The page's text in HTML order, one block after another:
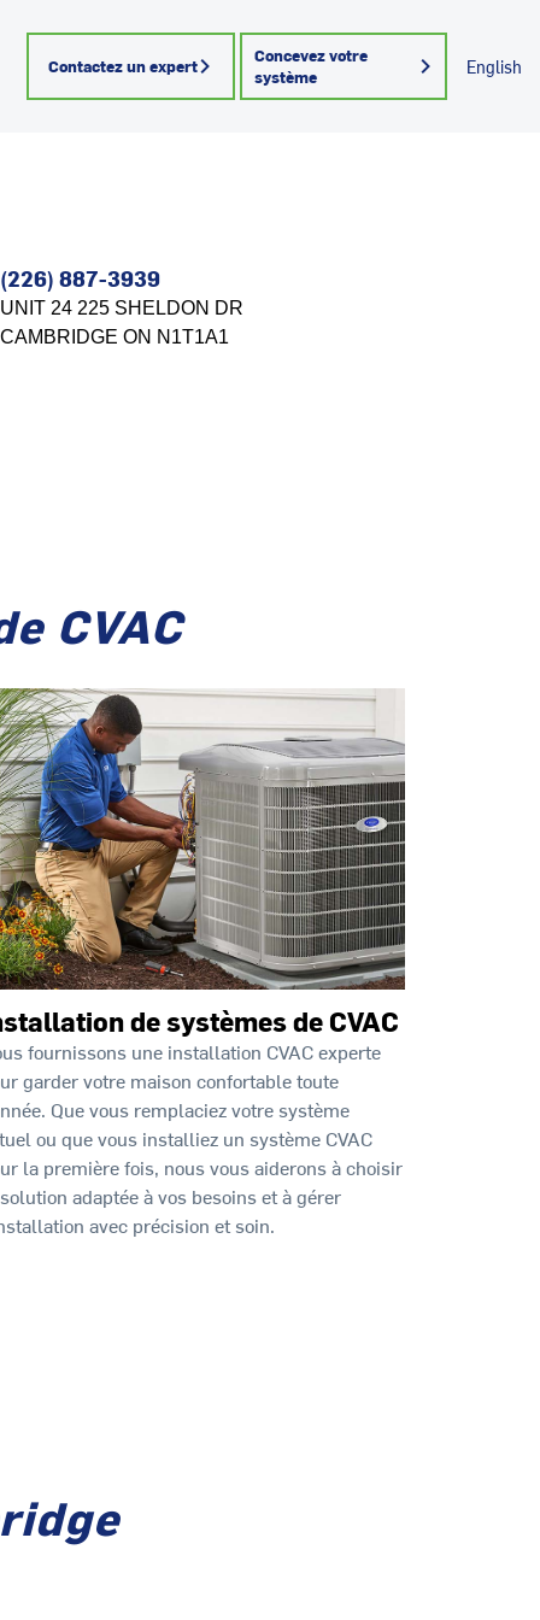
Contactez un expert
Concevez votre
système
English
(226) 887-3939
UNIT 24 225 SHELDON DR
CAMBRIDGE ON N1T1A1
CVAC
de systèmes de CVAC
fournissons une installation CVAC experte
garder votre maison confortable toute
Que vous remplaciez votre système
ou que vous installiez un système CVAC
la première fois, nous vous aiderons à choisir
adaptée à vos besoins et à gérer
avec précision et soin.